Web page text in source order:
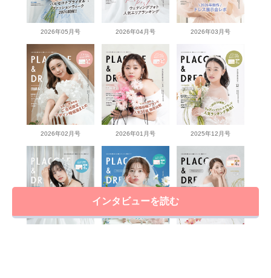
インタビューを読む
2026年05月号 2026年04月号 2026年03月号
2026年02月号 2026年01月号 2025年12月号